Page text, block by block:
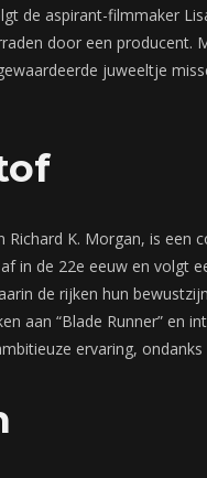
de aspirant-filmmaker
door een producent.
juweeltje
K. Morgan, is een
in de 22e eeuw en volgt
de rijken hun
aan “Blade Runner” en
ervaring,